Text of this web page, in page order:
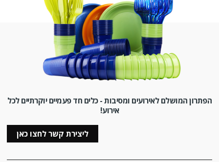
הפתרון המושלם לאירועים ומסיבות - כלים חד פעמיים יוקרתיים לכל
אירוע!
ליצירת קשר לחצו כאן